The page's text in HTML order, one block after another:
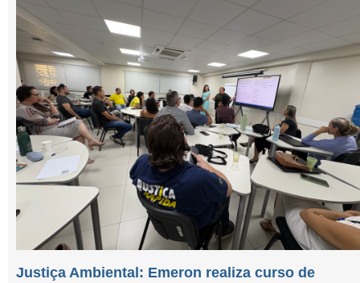
Justiça Ambiental: Emeron realiza curso de